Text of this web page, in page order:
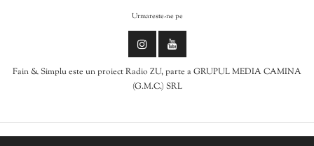
Urmareste-ne pe
Fain & Simplu este un proiect Radio ZU, parte a GRUPUL MEDIA CAMINA
(G.M.C.) SRL